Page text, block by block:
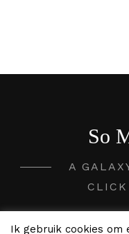
So
A
CLICK
2020 -
Ik gebruik cookies om